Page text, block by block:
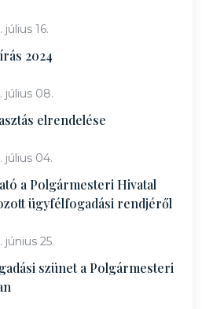
július 16.
2024
július 08.
elrendelése
július 04.
a Polgármesteri Hivatal
ügyfélfogadási rendjéről
június 25.
szünet a Polgármesteri